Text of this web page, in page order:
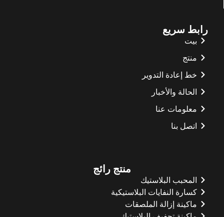
رابط سريع
بيت
منتج
خط إعادة التدوير
الحالة والأخبار
معلومات عنا
اتصل بنا
منتج رائج
المحبب البلاستيك
كسارة النفايات البلاستيكية
ماكينة إزالة الملصقات